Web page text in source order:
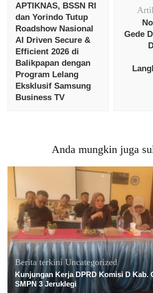
APTIKNAS, BSSN RI
dan Yorindo Tutup
Roadshow Nasional
AI Driven Secure &
Efficient 2026 di
Balikpapan dengan
Program Lelang
Eksklusif Samsung
Business TV
Gede
Anda mungkin juga
Berita terkini Uncategorized
Kunjungan Kerja DPRD Komisi D Kab.
SMPN 3 Jeruklegi